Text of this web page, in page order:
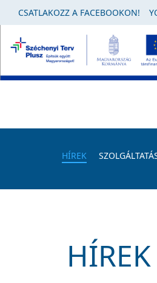
CSATLAKOZZ A FACEBOOKON!
HÍREK
HÍREK